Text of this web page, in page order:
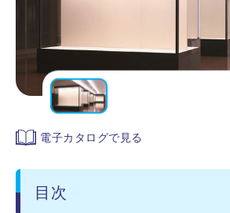
電子カタログで見る
目次